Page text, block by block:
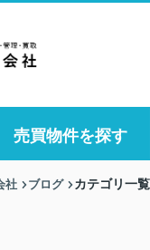
売買物件を探す
社 ブログ カテゴリ一覧